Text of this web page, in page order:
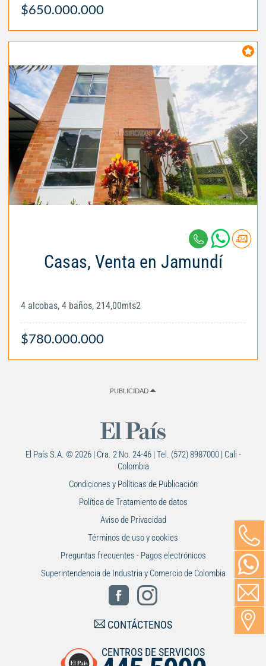
$650.000.000
Casas, Venta en Jamundí
4 alcobas, 4 baños, 214,00mts2
$780.000.000
PUBLICIDAD
El País S.A. © 2026 | Cra. 2 No. 24-46 | Tel. (572) 8987000 | Cali -
Colombia
Condiciones y Políticas de Publicación
Política de Tratamiento de datos
Aviso de Privacidad
Términos de uso y cookies
Preguntas frecuentes - Pagos electrónicos
Superintendencia de Industria y Comercio de Colombia
CONTÁCTENOS
CENTROS DE SERVICIOS